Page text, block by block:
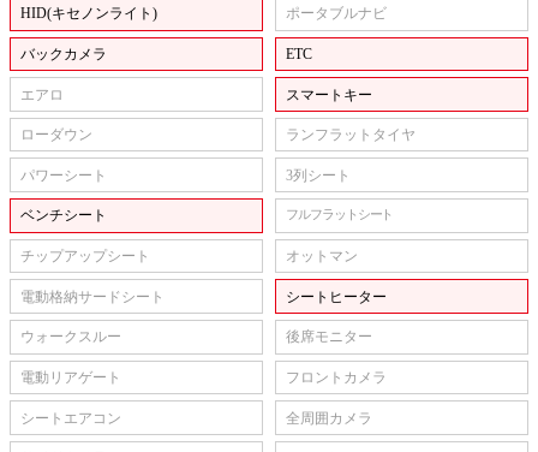
HID(キセノンライト) ポータブルナビ
バックカメラ ETC
エアロ スマートキー
ローダウン ランフラットタイヤ
パワーシート 3列シート
ベンチシート フルフラットシート
チップアップシート オットマン
電動格納サードシート シートヒーター
ウォークスルー 後席モニター
電動リアゲート フロントカメラ
シートエアコン 全周囲カメラ